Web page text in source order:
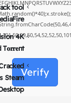
Verify
tool
4K
Steam